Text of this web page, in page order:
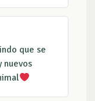
que se
nuevos